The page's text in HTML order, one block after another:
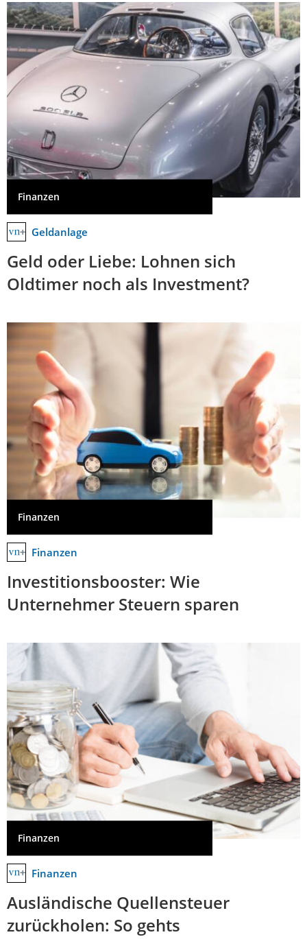
Finanzen
Geldanlage
Geld oder Liebe: Lohnen sich
Oldtimer noch als Investment?
Finanzen
Finanzen
Investitionsbooster: Wie
Unternehmer Steuern sparen
Finanzen
Finanzen
Ausländische Quellensteuer
zurückholen: So gehts